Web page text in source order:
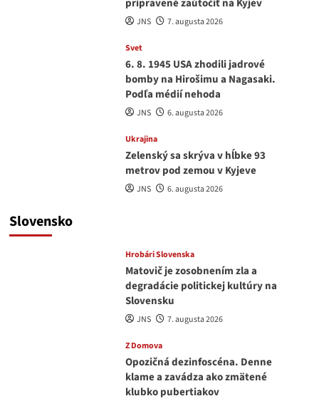
pripravené zaútočiť na Kyjev
JNS 7. augusta 2026
Svet
6. 8. 1945 USA zhodili jadrové
bomby na Hirošimu a Nagasaki.
Podľa médií nehoda
JNS 6. augusta 2026
Ukrajina
Zelenský sa skrýva v hĺbke 93
metrov pod zemou v Kyjeve
JNS 6. augusta 2026
Slovensko
Hrobári Slovenska
Matovič je zosobnením zla a
degradácie politickej kultúry na
Slovensku
JNS 7. augusta 2026
Z Domova
Opozičná dezinfoscéna. Denne
klame a zavádza ako zmätené
klubko pubertiakov